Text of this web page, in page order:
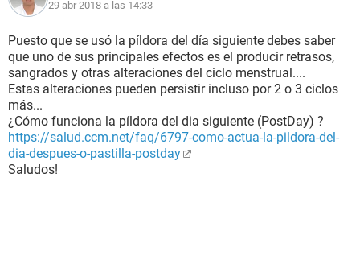
29 abr 2018 a las 14:33
Puesto que se usó la píldora del día siguiente debes saber
que uno de sus principales efectos es el producir retrasos,
sangrados y otras alteraciones del ciclo menstrual....
Estas alteraciones pueden persistir incluso por 2 o 3 ciclos
más...
¿Cómo funciona la píldora del dia siguiente (PostDay) ?
https://salud.ccm.net/faq/6797-como-actua-la-pildora-del-
dia-despues-o-pastilla-postday
Saludos!